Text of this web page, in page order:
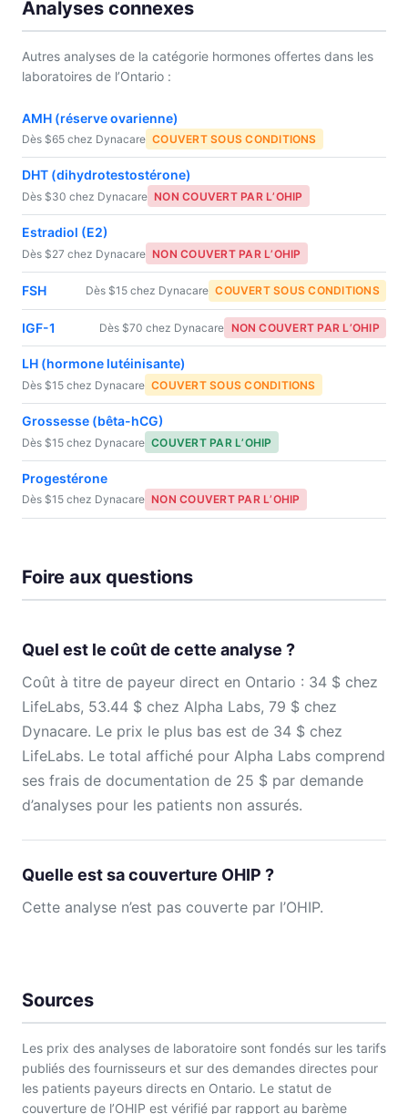
Analyses connexes
Autres analyses de la catégorie hormones offertes dans les
laboratoires de l’Ontario :
AMH (réserve ovarienne)
Dès $65 chez Dynacare COUVERT SOUS CONDITIONS
DHT (dihydrotestostérone)
Dès $30 chez Dynacare NON COUVERT PAR L’OHIP
Estradiol (E2)
Dès $27 chez Dynacare NON COUVERT PAR L’OHIP
FSH Dès $15 chez Dynacare COUVERT SOUS CONDITIONS
IGF-1 Dès $70 chez Dynacare NON COUVERT PAR L’OHIP
LH (hormone lutéinisante)
Dès $15 chez Dynacare COUVERT SOUS CONDITIONS
Grossesse (bêta-hCG)
Dès $15 chez Dynacare COUVERT PAR L’OHIP
Progestérone
Dès $15 chez Dynacare NON COUVERT PAR L’OHIP
Foire aux questions
Quel est le coût de cette analyse ?
Coût à titre de payeur direct en Ontario : 34 $ chez
LifeLabs, 53.44 $ chez Alpha Labs, 79 $ chez
Dynacare. Le prix le plus bas est de 34 $ chez
LifeLabs. Le total affiché pour Alpha Labs comprend
ses frais de documentation de 25 $ par demande
d’analyses pour les patients non assurés.
Quelle est sa couverture OHIP ?
Cette analyse n’est pas couverte par l’OHIP.
Sources
Les prix des analyses de laboratoire sont fondés sur les tarifs
publiés des fournisseurs et sur des demandes directes pour
les patients payeurs directs en Ontario. Le statut de
couverture de l’OHIP est vérifié par rapport au barème